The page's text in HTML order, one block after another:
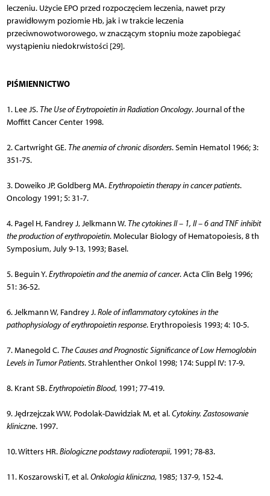
leczeniu. Użycie EPO przed rozpoczęciem leczenia, nawet przy
prawidłowym poziomie Hb, jak i w trakcie leczenia
przeciwnowotworowego, w znaczącym stopniu może zapobiegać
wystąpieniu niedokrwistości [29].
PIŚMIENNICTWO
1. Lee JS. The Use of Erytropoietin in Radiation Oncology. Journal of the
Moffitt Cancer Center 1998.
2. Cartwright GE. The anemia of chronic disorders. Semin Hematol 1966; 3:
351-75.
3. Doweiko JP, Goldberg MA.Erythropoietin therapy in cancer patients.
Oncology 1991; 5: 31-7.
4. Pagel H, Fandrey J, Jelkmann W. The cytokines Il – 1, Il – 6 and TNF inhibit
the production of erythropoietin. Molecular Biology of Hematopoiesis, 8 th
Symposium, July 9-13, 1993; Basel.
5. Beguin Y.Erythropoietin and the anemia of cancer. Acta Clin Belg 1996;
51: 36-52.
6. Jelkmann W, Fandrey J.Role of inflammatory cytokines in the
pathophysiology of erythropoietin response. Erythropoiesis 1993; 4: 10-5.
7. Manegold C. The Causes and Prognostic Significance of Low Hemoglobin
Levels in Tumor Patients. Strahlenther Onkol 1998; 174: Suppl IV: 17-9.
8. Krant SB.Erythropoietin Blood, 1991; 77-419.
9. Jędrzejczak WW, Podolak-Dawidziak M, et al.Cytokiny. Zastosowanie
kliniczne. 1997.
10. Witters HR.Biologiczne podstawy radioterapii, 1991; 78-83.
11. Koszarowski T, et al.Onkologia kliniczna, 1985; 137-9, 152-4.